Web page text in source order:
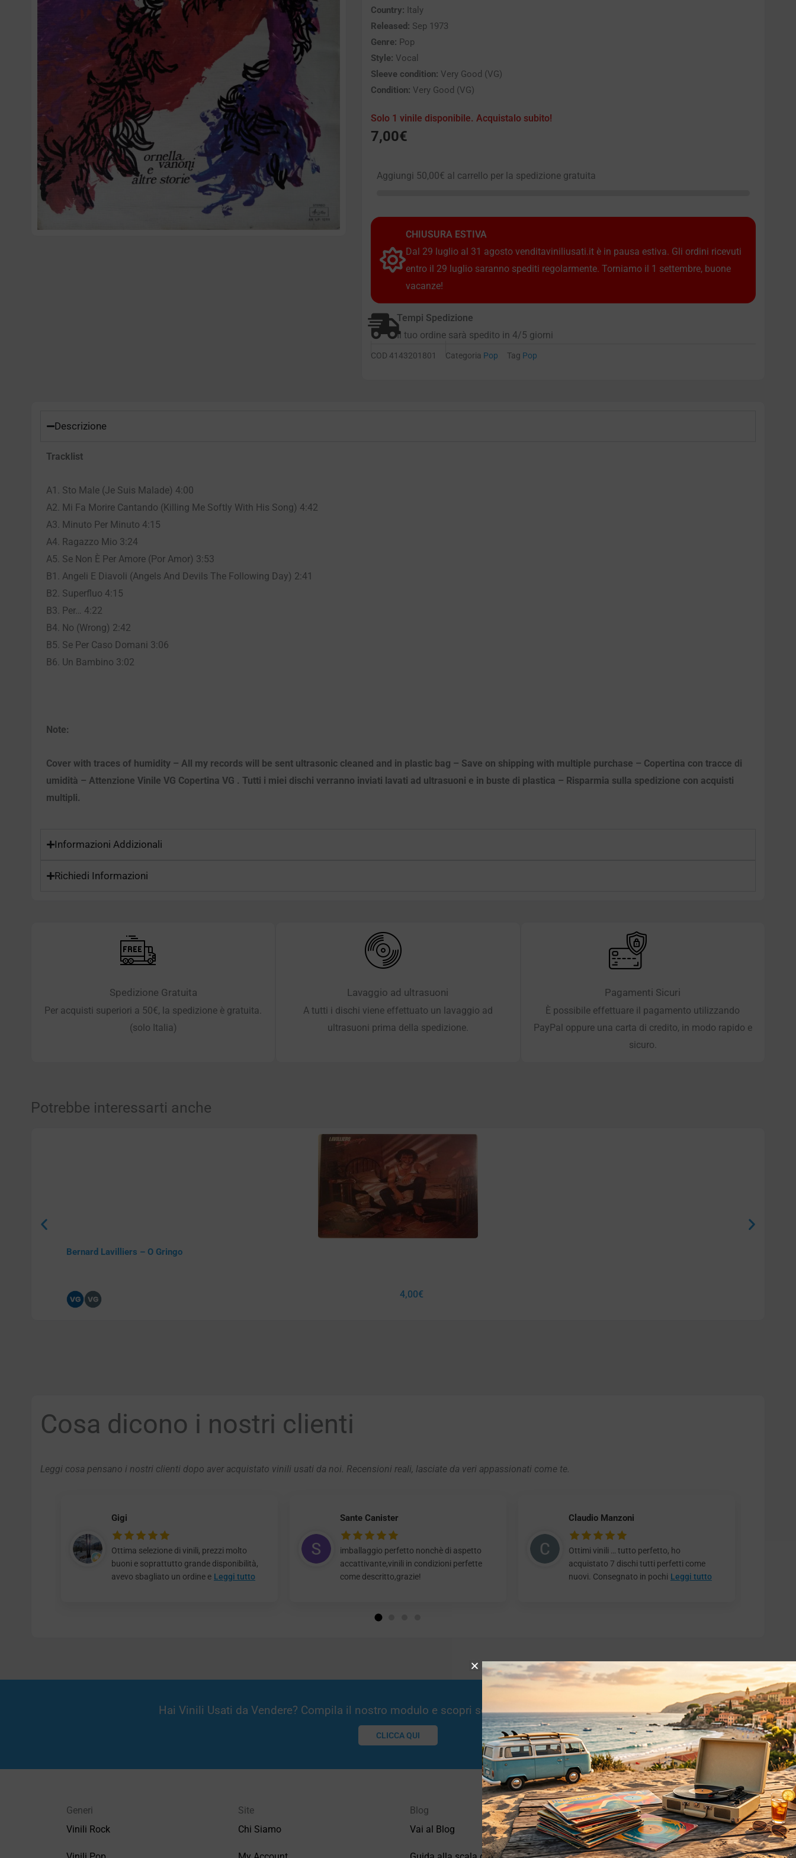
Country: Italy
Released: Sep 1973
Genre: Pop
Style: Vocal
Sleeve condition: Very Good (VG)
Condition: Very Good (VG)
Solo 1 vinile disponibile. Acquistalo subito!
7,00€
Aggiungi 50,00€ al carrello per la spedizione gratuita
CHIUSURA ESTIVA
Dal 29 luglio al 31 agosto venditaviniliusati.it è in pausa estiva. Gli ordini ricevuti
entro il 29 luglio saranno spediti regolarmente. Torniamo il 1 settembre, buone
vacanze!
Tempi Spedizione
Il tuo ordine sarà spedito in 4/5 giorni
COD 4143201801 Categoria Pop Tag Pop
Descrizione
Tracklist
A1. Sto Male (Je Suis Malade) 4:00
A2. Mi Fa Morire Cantando (Killing Me Softly With His Song) 4:42
A3. Minuto Per Minuto 4:15
A4. Ragazzo Mio 3:24
A5. Se Non È Per Amore (Por Amor) 3:53
B1. Angeli E Diavoli (Angels And Devils The Following Day) 2:41
B2. Superfluo 4:15
B3. Per… 4:22
B4. No (Wrong) 2:42
B5. Se Per Caso Domani 3:06
B6. Un Bambino 3:02
Note:
Cover with traces of humidity – All my records will be sent ultrasonic cleaned and in plastic bag – Save on shipping with multiple purchase – Copertina con tracce di
umidità – Attenzione Vinile VG Copertina VG . Tutti i miei dischi verranno inviati lavati ad ultrasuoni e in buste di plastica – Risparmia sulla spedizione con acquisti
multipli.
Informazioni Addizionali
Richiedi Informazioni
Spedizione Gratuita
Per acquisti superiori a 50€, la spedizione è gratuita.
(solo Italia)
Lavaggio ad ultrasuoni
A tutti i dischi viene effettuato un lavaggio ad
ultrasuoni prima della spedizione.
Pagamenti Sicuri
È possibile effettuare il pagamento utilizzando
PayPal oppure una carta di credito, in modo rapido e
sicuro.
Potrebbe interessarti anche
Bernard Lavilliers – O Gringo
4,00€
Cosa dicono i nostri clienti
Leggi cosa pensano i nostri clienti dopo aver acquistato vinili usati da noi. Recensioni reali, lasciate da veri appassionati come te.
Gigi
Ottima selezione di vinili, prezzi molto
buoni e soprattutto grande disponibilità,
avevo sbagliato un ordine e Leggi tutto
Sante Canister
imballaggio perfetto nonchè di aspetto
accattivante,vinili in condizioni perfette
come descritto,grazie!
Claudio Manzoni
Ottimi vinili … tutto perfetto, ho
acquistato 7 dischi tutti perfetti come
nuovi. Consegnato in pochi Leggi tutto
Hai Vinili Usati da Vendere? Compila il nostro modulo e scopri se potremmo essere interessati!
CLICCA QUI
Generi
Vinili Rock
Site
Chi Siamo
Blog
Vai al Blog
Privacy
Privacy Policy